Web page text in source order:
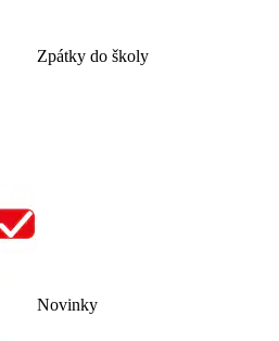
Zpátky do školy
Novinky